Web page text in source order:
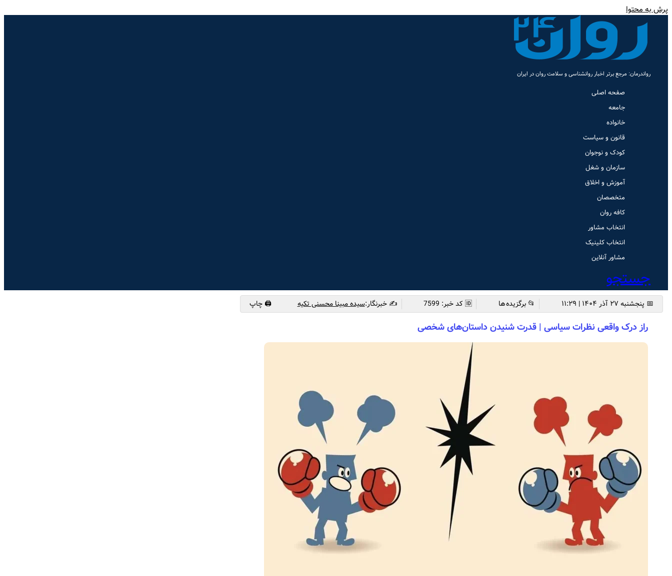
پرش به محتوا
رواندرمان: مرجع برتر اخبار روانشناسی و سلامت روان در ایران
صفحه اصلی
جامعه
خانواده
قانون و سیاست
کودک و نوجوان
سازمان و شغل
آموزش و اخلاق
متخصصان
کافه روان
انتخاب مشاور
انتخاب کلینیک
مشاور آنلاین
جستجو
📅 پنجشنبه ۲۷ آذر ۱۴۰۴ | ۱۱:۲۹ 📂 برگزیده ها 🆔 کد خبر: 7599 ✍️ خبرنگار:سیده مبینا محسنی تکیه 🖨 چاپ
راز درک واقعی نظرات سیاسی | قدرت شنیدن داستان‌های شخصی